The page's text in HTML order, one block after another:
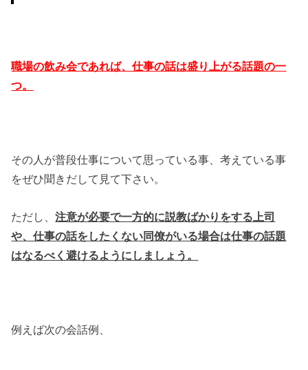
職場の飲み会であれば、仕事の話は盛り上がる話題の一
つ。
その人が普段仕事について思っている事、考えている事
をぜひ聞きだして見て下さい。
ただし、注意が必要で一方的に説教ばかりをする上司
や、仕事の話をしたくない同僚がいる場合は仕事の話題
はなるべく避けるようにしましょう。
例えば次の会話例、